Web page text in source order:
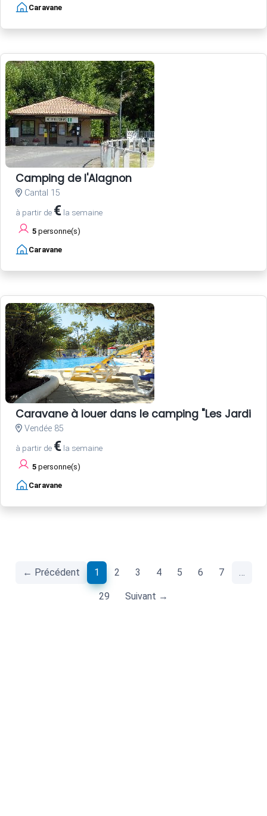
Caravane
Camping de l'Alagnon
Cantal 15
à partir de € la semaine
5 personne(s)
Caravane
Caravane à louer dans le camping "Les
Vendée 85
à partir de € la semaine
5 personne(s)
Caravane
← Précédent 1 (current)
2 3 4 5 6 7 …
29 Suivant →